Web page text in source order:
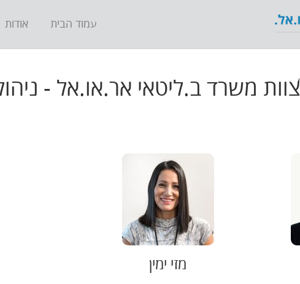
עמוד הבית אודות
צוות משרד ב.ליטאי אר.או.אל -
מזי ימין